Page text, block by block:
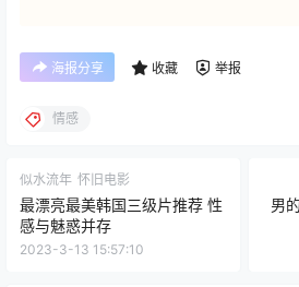
海报分享 收藏 举报
情感
似水流年 怀旧电影
最漂亮最美韩国三级片推荐 性
感与魅惑并存
2023-3-13 15:57:10
男